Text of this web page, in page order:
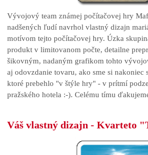
Vývojový team známej počítačovej hry
nadšených ľudí navrhol vlastný dizajn
motívom tejto počítačovej hry. Úzka
produkt v limitovanom počte, detailne
šikovným, nadaným grafikom tohto
aj odovzdanie tovaru, ako sme si nakoniec
ktoré prebehlo "v štýle hry" - v prítmí
pražského hotela :-). Celému tímu
Váš vlastný dizajn - Kvarteto